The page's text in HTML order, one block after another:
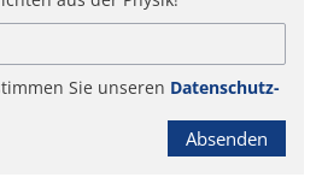
Sie unseren Datenschutz-
Absenden